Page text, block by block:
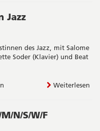
Jazz
des Jazz, mit Salome
Soder (Klavier) und Beat
Weiterlesen
N/S/W/F